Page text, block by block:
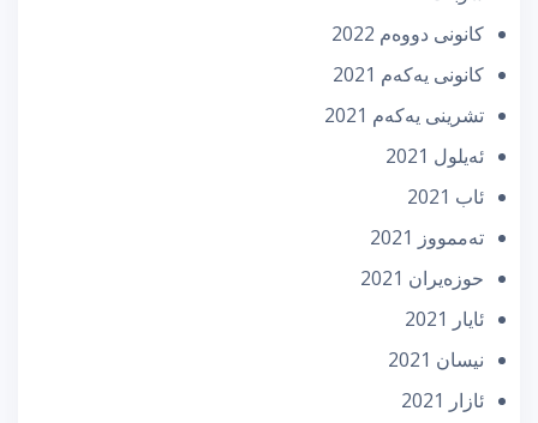
كانونی دووه‌م 2022
كانونی یه‌كه‌م 2021
تشرینی یه‌كه‌م 2021
ئه‌یلول 2021
ئاب 2021
تەممووز 2021
حوزه‌یران 2021
ئایار 2021
نیسان 2021
ئازار 2021